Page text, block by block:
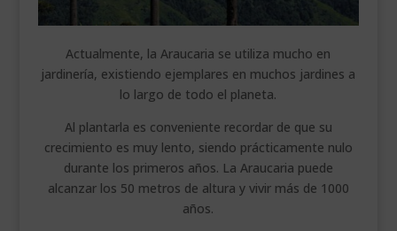
Actualmente, la Araucaria se utiliza mucho en
jardinería, existiendo ejemplares en muchos jardines a
lo largo de todo el planeta.
Al plantarla es conveniente recordar de que su
crecimiento es muy lento, siendo prácticamente nulo
durante los primeros años. La Araucaria puede
alcanzar los 50 metros de altura y vivir más de 1000
años.